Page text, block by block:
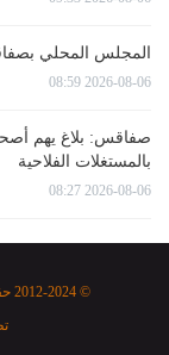
المجلس المحلي
2026-08-06 08:59
صفاقس: بلاغ يهم
بالمستغلات الفلاحية
2026-08-06 08:27
© 2012-2024 حقوق النشر تاريخ صفاقس، جميع الحقوق محفوظة.